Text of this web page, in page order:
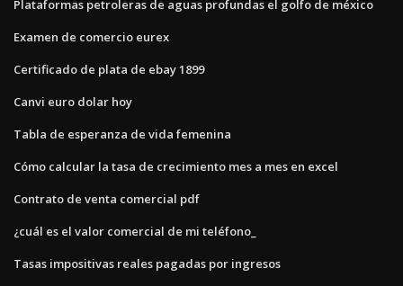
Plataformas petroleras de aguas profundas el golfo de méxico
Examen de comercio eurex
Certificado de plata de ebay 1899
Canvi euro dolar hoy
Tabla de esperanza de vida femenina
Cómo calcular la tasa de crecimiento mes a mes en excel
Contrato de venta comercial pdf
¿cuál es el valor comercial de mi teléfono_
Tasas impositivas reales pagadas por ingresos